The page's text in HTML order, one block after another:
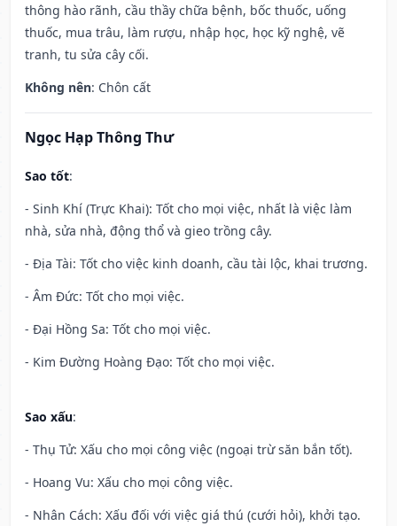
thông hào rãnh, cầu thầy chữa bệnh, bốc thuốc, uống
thuốc, mua trâu, làm rượu, nhập học, học kỹ nghệ, vẽ
tranh, tu sửa cây cối.
Không nên: Chôn cất
Ngọc Hạp Thông Thư
Sao tốt:
- Sinh Khí (Trực Khai): Tốt cho mọi việc, nhất là việc làm
nhà, sửa nhà, động thổ và gieo trồng cây.
- Địa Tài: Tốt cho việc kinh doanh, cầu tài lộc, khai trương.
- Âm Đức: Tốt cho mọi việc.
- Đại Hồng Sa: Tốt cho mọi việc.
- Kim Đường Hoàng Đạo: Tốt cho mọi việc.
Sao xấu:
- Thụ Tử: Xấu cho mọi công việc (ngoại trừ săn bắn tốt).
- Hoang Vu: Xấu cho mọi công việc.
- Nhân Cách: Xấu đối với việc giá thú (cưới hỏi), khởi tạo.